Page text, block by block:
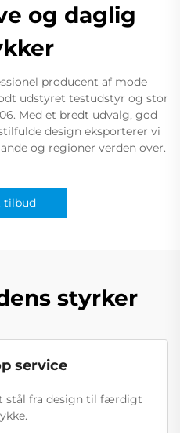
og daglig
producent af mode
udstyret testudstyr og stor
Med et bredt udvalg, god
design eksporterer vi
og regioner verden over.
tilbud
styrker
service
stål fra design til færdigt